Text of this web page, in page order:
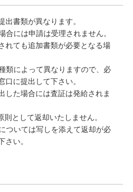
出書類が異なります。
合には申請は受理されません。
れても追加書類が必要となる場
類によって異なりますので、必
口に提出して下さい。
した場合には査証は発給されま
則として返却いたしません。
ついては写しを添えて返却が必
さい。